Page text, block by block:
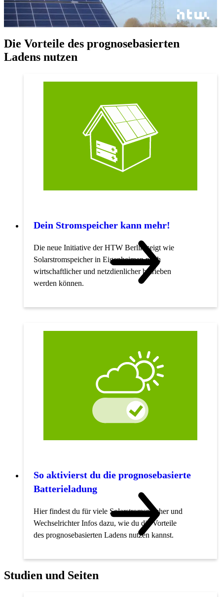
Die Vorteile des prognosebasierten
Ladens nutzen
Dein Stromspeicher kann mehr!
Die neue Initiative der HTW Berlin zeigt wie
Solarstromspeicher in Eigenheimen noch
wirtschaftlicher und netzdienlicher betrieben
werden können.
So aktivierst du die prognosebasierte
Batterieladung
Hier findest du für viele Solarstromspeicher und
Wechselrichter Infos dazu, wie du die Vorteile
des prognosebasierten Ladens nutzen kannst.
Studien und Seiten